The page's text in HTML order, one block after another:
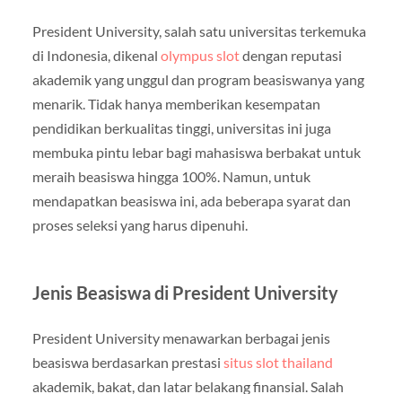
President University, salah satu universitas terkemuka
di Indonesia, dikenal olympus slotdengan reputasi
akademik yang unggul dan program beasiswanya yang
menarik. Tidak hanya memberikan kesempatan
pendidikan berkualitas tinggi, universitas ini juga
membuka pintu lebar bagi mahasiswa berbakat untuk
meraih beasiswa hingga 100%. Namun, untuk
mendapatkan beasiswa ini, ada beberapa syarat dan
proses seleksi yang harus dipenuhi.
Jenis Beasiswa di President University
President University menawarkan berbagai jenis
beasiswa berdasarkan prestasi situs slot thailand
akademik, bakat, dan latar belakang finansial. Salah